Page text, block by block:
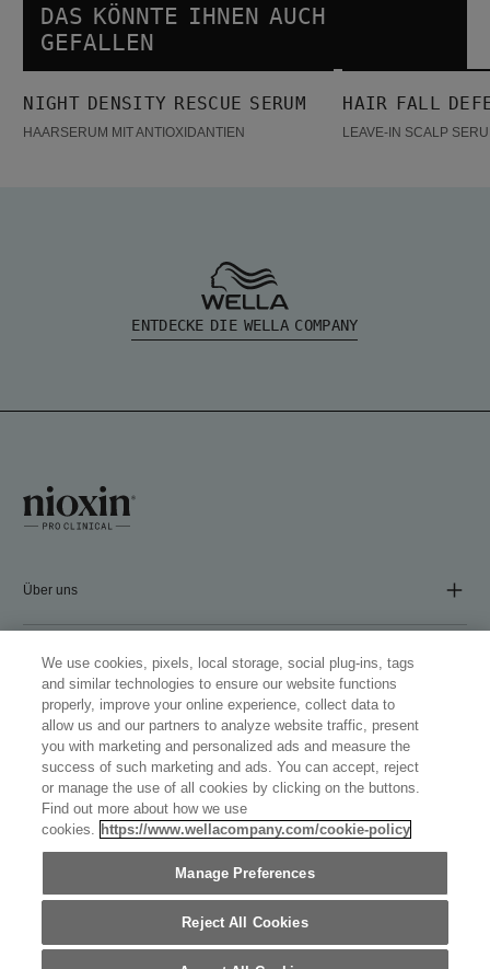
DAS KÖNNTE IHNEN AUCH
GEFALLEN
Night density Rescue Serum
BESTSELLER
NIGHT DENSITY RESCUE SERUM
HAARSERUM MIT ANTIOXIDANTIEN
Hair Fall Defense Serum
BESTSELLER
HAIR FALL
LEAVE-IN SCALP
ENTDECKE DIE WELLA COMPANY
Über uns
COMPANY
Folgen Sie uns
WELLA OPERATIONS US LLC, ALLE MARKEN SIND
EINGETRAGEN. ALLE RECHTE VORBEHALTEN.
GERMANY (DEUTSCH)
We use cookies, pixels, local storage, social plug-ins, tags
and similar technologies to ensure our website functions
properly, improve your online experience, collect data to
allow us and our partners to analyze website traffic, present
you with marketing and personalized ads and measure the
success of such marketing and ads. You can accept, reject
or manage the use of all cookies by clicking on the buttons.
Find out more about how we use
cookies. https://www.wellacompany.com/cookie-policy
Manage Preferences
Reject All Cookies